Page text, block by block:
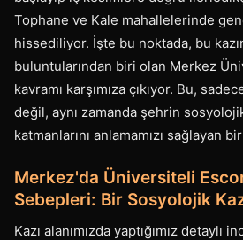
Tophane ve Kale mahallelerinde
hissediliyor. İşte bu noktada, bu
buluntularından biri olan Merkez
kavramı karşımıza çıkıyor. Bu,
değil, aynı zamanda şehrin
katmanlarını anlamamızı sağlayan
Merkez'da Üniversiteli
Sebepleri: Bir Sosyolojik
Kazı alanımızda yaptığımız detaylı